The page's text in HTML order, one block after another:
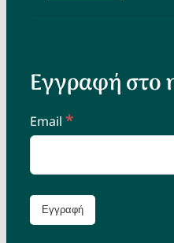
Εγγραφή στο
Email *